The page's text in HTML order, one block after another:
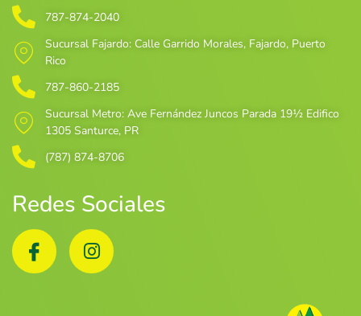
787-874-2040
Sucursal Fajardo: Calle Garrido Morales, Fajardo, Puerto
Rico
787-860-2185
Sucursal Metro: Ave Fernández Juncos Parada 19½ Edifico
1305 Santurce, PR
(787) 874-8706
Redes Sociales